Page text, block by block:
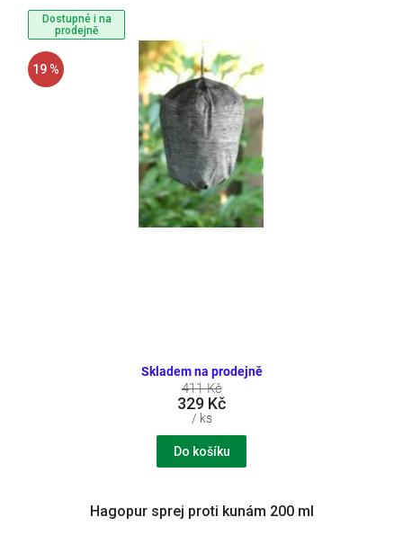
Dostupné i na
prodejně
19 %
Skladem na prodejně
411 Kč
329 Kč
/ ks
Do košíku
Hagopur sprej proti kunám 200 ml